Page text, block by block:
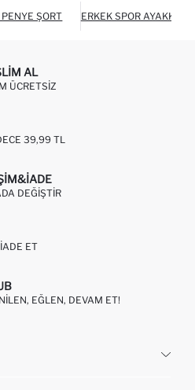
PENYE ŞORT ERKEK SPOR AYAKKABI
AL
ÜCRETSIZ
39,99 TL
DEĞIŞTIR
ET
EĞLEN, DEVAM ET!